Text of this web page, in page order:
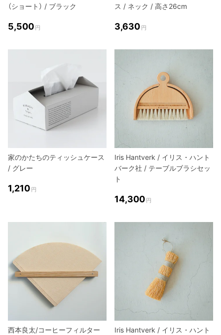
（ショート） / ブラック
5,500 円
ス / ネック / 高さ26cm
3,630 円
家のかたちのティッシュケース
/ グレー
1,210 円
Iris Hantverk / イリス・ハント
バーク社 / テーブルブラシセッ
ト
14,300 円
西本良太/コーヒーフィルター Iris Hantverk / イリス・ハント